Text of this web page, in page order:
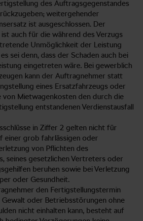
des Auftragsgegenstandes
weitergehender
ist ausgeschlossen. Der
auch für die während des Verzugs
Unmöglichkeit der Leistung
sei denn, dass der Schaden auch bei
eingetreten wäre. Bei gewerblich
kann der Auftragnehmer statt
eines Ersatzfahrzeugs oder
von Mietwagenkosten den durch die
entstandenen Verdienstausfall
in Ziffer 2 gelten nicht für
einer grob fahrlässigen oder
von Pflichten des
seines gesetzlichen Vertreters oder
beruhen sowie bei Verletzung
oder Gesundheit.
den Fertigstellungstermin
oder Betriebsstörungen ohne
nicht einhalten kann, besteht auf